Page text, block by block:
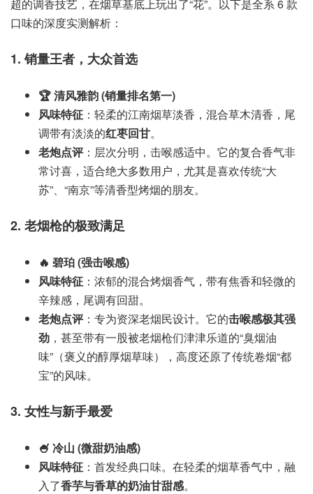
超的调香技艺，在烟草基底上玩出了“花”。以下是全系 6 款
口味的深度实测解析：
1. 销量王者，大众首选
🏆 清风雅韵 (销量排名第一)
风味特征 ：轻柔的江南烟草淡香，混合草木清香，尾
调带有淡淡的红枣回甘。
老炮点评：层次分明，击喉感适中。它的复合香气非
常讨喜，适合绝大多数用户，尤其是喜欢传统“大
苏”、“南京”等清香型烤烟的朋友。
2. 老烟枪的极致满足
🔥 碧珀 (强击喉感)
风味特征 ：浓郁的混合烤烟香气，带有焦香和轻微的
辛辣感，尾调有回甜。
老炮点评：专为资深老烟民设计。它的击喉感极其强
劲 ，甚至带有一股被老烟枪们津津乐道的“臭烟油
味”（褒义的醇厚烟草味），高度还原了传统卷烟“都
宝”的风味。
3. 女性与新手最爱
🍧 冷山 (微甜奶油感)
风味特征 ：首发经典口味。在轻柔的烟草香气中，融
入了香芋与香草的奶油甘甜感。